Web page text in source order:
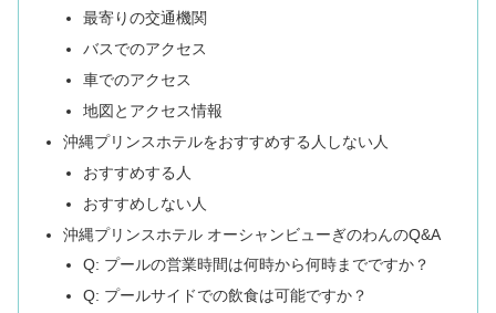
最寄りの交通機関
バスでのアクセス
車でのアクセス
地図とアクセス情報
沖縄プリンスホテルをおすすめする人しない人
おすすめする人
おすすめしない人
沖縄プリンスホテル オーシャンビューぎのわんのQ&A
Q: プールの営業時間は何時から何時までですか？
Q: プールサイドでの飲食は可能ですか？